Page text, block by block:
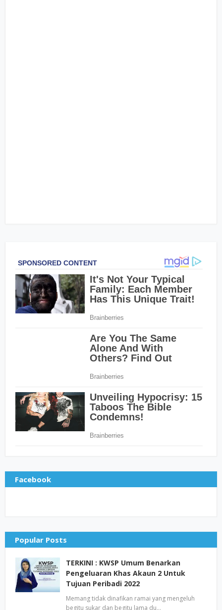
Facebook
Popular Posts
TERKINI : KWSP Umum Benarkan
Pengeluaran Khas Akaun 2 Untuk
Tujuan Peribadi 2022
Memang tidak dinafikan ramai yang mengeluh
begitu sukar dan begitu lama du…